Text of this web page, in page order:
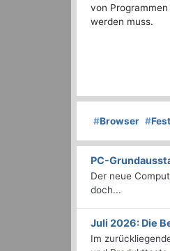
von
werden muss.
#Browser #
PC-
Der neue
doch...
Juli 2026: Die
Im